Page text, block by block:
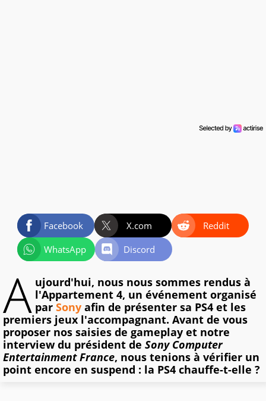
Facebook X.com
Reddit
WhatsApp
Discord
A ujourd'hui, nous nous sommes rendus à
l'Appartement 4, un événement organisé
par Sony afin de présenter sa PS4 et les
premiers jeux l'accompagnant. Avant de vous
proposer nos saisies de gameplay et notre
interview du président de Sony Computer
Entertainment France, nous tenions à vérifier un
point encore en suspend : la PS4 chauffe-t-elle ?